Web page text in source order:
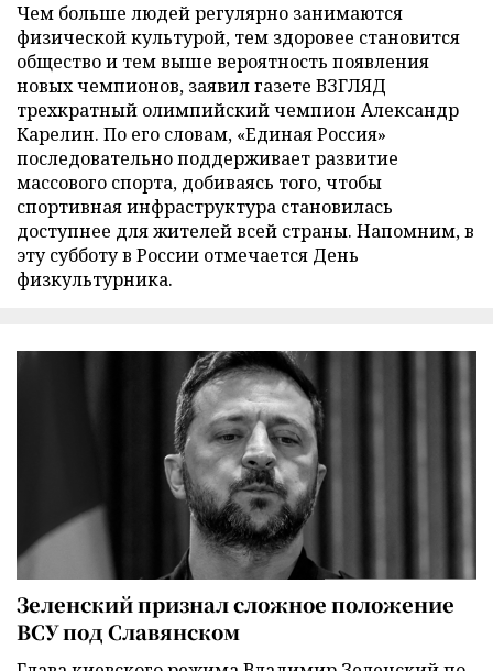
Чем больше людей регулярно занимаются
физической культурой, тем здоровее становится
общество и тем выше вероятность появления
новых чемпионов, заявил газете ВЗГЛЯД
трехкратный олимпийский чемпион Александр
Карелин. По его словам, «Единая Россия»
последовательно поддерживает развитие
массового спорта, добиваясь того, чтобы
спортивная инфраструктура становилась
доступнее для жителей всей страны. Напомним, в
эту субботу в России отмечается День
физкультурника.
Зеленский признал сложное положение
ВСУ под Славянском